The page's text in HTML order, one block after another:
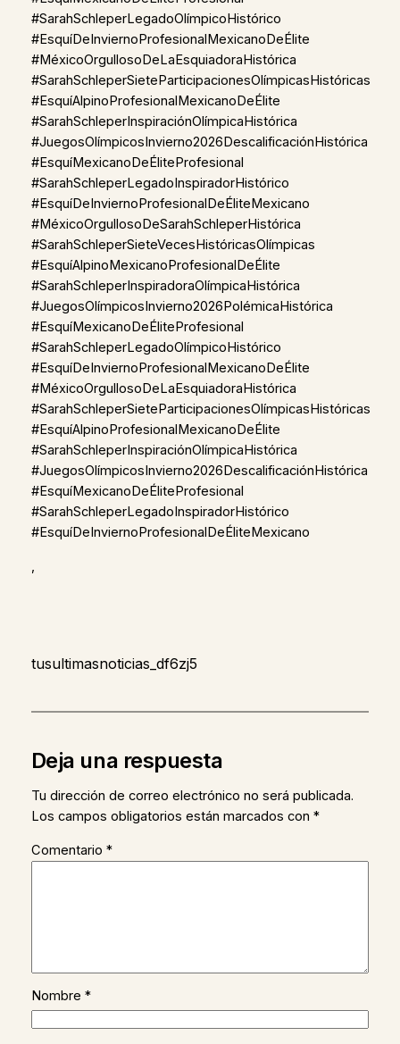
#SarahSchleperLegadoOlímpicoHistórico
#EsquíDeInviernoProfesionalMexicanoDeÉlite
#MéxicoOrgullosoDeLaEsquiadoraHistórica
#SarahSchleperSieteParticipacionesOlímpicasHistóricas
#EsquíAlpinoProfesionalMexicanoDeÉlite
#SarahSchleperInspiraciónOlímpicaHistórica
#JuegosOlímpicosInvierno2026DescalificaciónHistórica
#EsquíMexicanoDeÉliteProfesional
#SarahSchleperLegadoInspiradorHistórico
#EsquíDeInviernoProfesionalDeÉliteMexicano
#MéxicoOrgullosoDeSarahSchleperHistórica
#SarahSchleperSieteVecesHistóricasOlímpicas
#EsquíAlpinoMexicanoProfesionalDeÉlite
#SarahSchleperInspiradoraOlímpicaHistórica
#JuegosOlímpicosInvierno2026PolémicaHistórica
#EsquíMexicanoDeÉliteProfesional
#SarahSchleperLegadoOlímpicoHistórico
#EsquíDeInviernoProfesionalMexicanoDeÉlite
#MéxicoOrgullosoDeLaEsquiadoraHistórica
#SarahSchleperSieteParticipacionesOlímpicasHistóricas
#EsquíAlpinoProfesionalMexicanoDeÉlite
#SarahSchleperInspiraciónOlímpicaHistórica
#JuegosOlímpicosInvierno2026DescalificaciónHistórica
#EsquíMexicanoDeÉliteProfesional
#SarahSchleperLegadoInspiradorHistórico
#EsquíDeInviernoProfesionalDeÉliteMexicano
,
tusultimasnoticias_df6zj5
Deja una respuesta
Tu dirección de correo electrónico no será publicada.
Los campos obligatorios están marcados con *
Comentario *
Nombre *